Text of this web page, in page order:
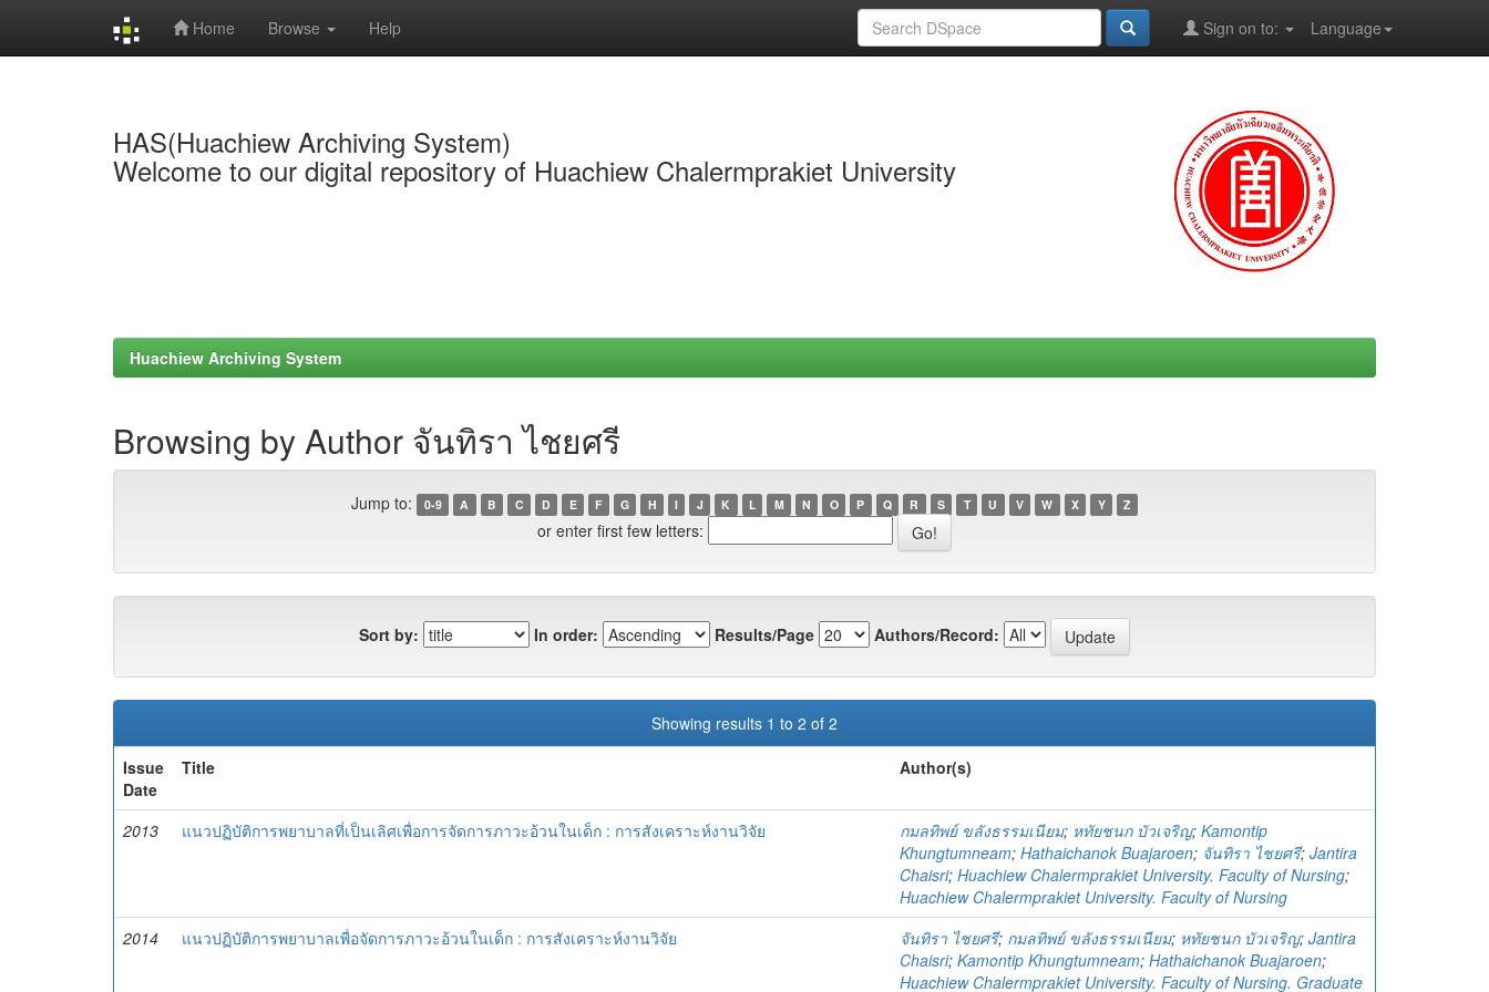
Home Browse Help Language
Sign on to:
HAS(Huachiew Archiving System)
Welcome to our digital repository of Huachiew Chalermprakiet University
Huachiew Archiving System
Browsing by Author จันทิรา ไชยศรี
Jump to: 0-9 A B C D E F G H I J K L M N O P Q R S T U V W X Y Z
or enter first few letters:
Sort by: In order: Results/Page Authors/Record:
Showing results 1 to 2 of 2
Issue
Date
Title Author(s)
2013 แนวปฏิบัติการพยาบาลที่เป็นเลิศเพื่อการจัดการภาวะอ้วนในเด็ก : การสังเคราะห์งานวิจัย กมลทิพย์ ขลังธรรมเนียม; หทัยชนก บัวเจริญ; Kamontip
Khungtumneam; Hathaichanok Buajaroen; จันทิรา ไชยศรี; Jantira
Chaisri; Huachiew Chalermprakiet University. Faculty of Nursing;
Huachiew Chalermprakiet University. Faculty of Nursing
2014
แนวปฏิบัติการพยาบาลเพื่อจัดการภาวะอ้วนในเด็ก : การสังเคราะห์งานวิจัย จันทิรา ไชยศรี; กมลทิพย์ ขลังธรรมเนียม; หทัยชนก บัวเจริญ; Jantira
Chaisri; Kamontip Khungtumneam; Hathaichanok Buajaroen;
Huachiew Chalermprakiet University. Faculty of Nursing. Graduate